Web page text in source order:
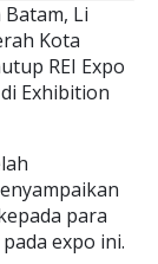
Li
Kota
REI Expo
Exhibition
para
expo ini.